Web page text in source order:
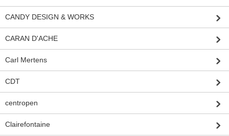
CANDY DESIGN & WORKS
CARAN D'ACHE
Carl Mertens
CDT
centropen
Clairefontaine